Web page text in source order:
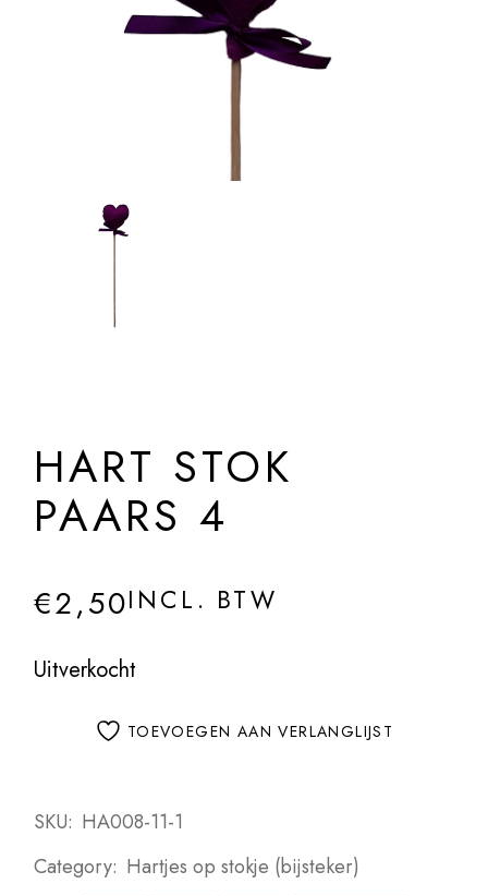
HART STOK
PAARS 4
€2,50INCL. BTW
Uitverkocht
TOEVOEGEN AAN VERLANGLIJST
SKU: HA008-11-1
Category: Hartjes op stokje (bijsteker)